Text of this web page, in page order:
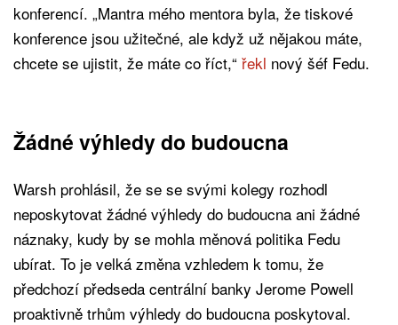
konferencí. „Mantra mého mentora byla, že tiskové
konference jsou užitečné, ale když už nějakou máte,
chcete se ujistit, že máte co říct,“ řekl nový šéf Fedu.
Žádné výhledy do budoucna
Warsh prohlásil, že se se svými kolegy rozhodl
neposkytovat žádné výhledy do budoucna ani žádné
náznaky, kudy by se mohla měnová politika Fedu
ubírat. To je velká změna vzhledem k tomu, že
předchozí předseda centrální banky Jerome Powell
proaktivně trhům výhledy do budoucna poskytoval.